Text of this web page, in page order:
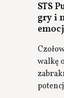
STS
gry i
walkę